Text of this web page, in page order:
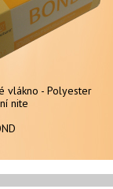
vlákno - Polyester
nite